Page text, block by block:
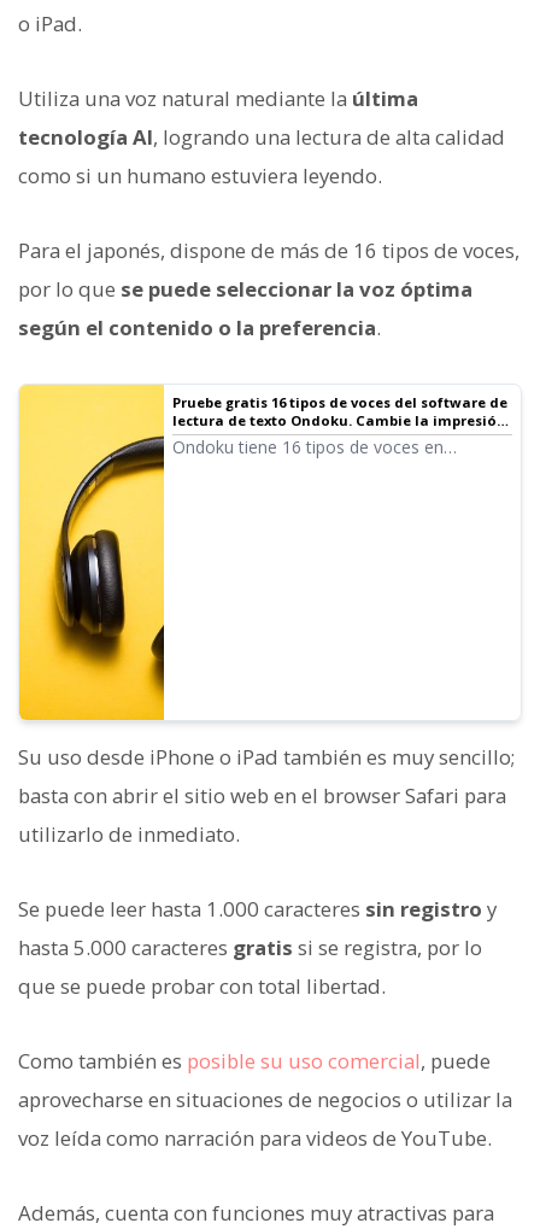
o iPad.
Utiliza una voz natural mediante la última
tecnología AI, logrando una lectura de alta calidad
como si un humano estuviera leyendo.
Para el japonés, dispone de más de 16 tipos de voces,
por lo que se puede seleccionar la voz óptima
según el contenido o la preferencia.
Pruebe gratis 16 tipos de voces del software de
lectura de texto Ondoku. Cambie la impresión
ajustando el tono | Software de lectura de
texto Ondoku
Ondoku tiene 16 tipos de voces en
Su uso desde iPhone o iPad también es muy sencillo;
basta con abrir el sitio web en el browser Safari para
utilizarlo de inmediato.
Se puede leer hasta 1.000 caracteres sin registro y
hasta 5.000 caracteres gratis si se registra, por lo
que se puede probar con total libertad.
Como también es posible su uso comercial, puede
aprovecharse en situaciones de negocios o utilizar la
voz leída como narración para videos de YouTube.
Además, cuenta con funciones muy atractivas para